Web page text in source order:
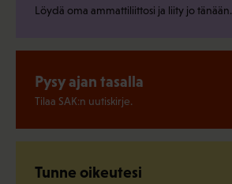
Löydä oma ammattiliittosi ja liity jo tänään.
Pysy ajan tasalla
Tilaa SAK:n uutiskirje.
Tunne oikeutesi